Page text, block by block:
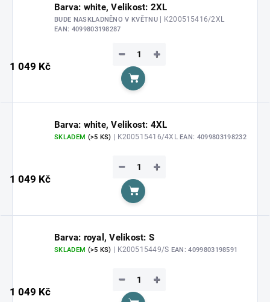
Barva: white, Velikost: 2XL
BUDE NASKLADNĚNO V KVĚTNU | K200515416/2XL
EAN: 4099803198287
1 049 Kč
+
−
Do košíku
Barva: white, Velikost: 4XL
SKLADEM (>5 KS) | K200515416/4XLEAN: 4099803198232
1 049 Kč
+
−
Do košíku
Barva: royal, Velikost: S
SKLADEM (>5 KS) | K200515449/S EAN: 4099803198591
1 049 Kč
+
−